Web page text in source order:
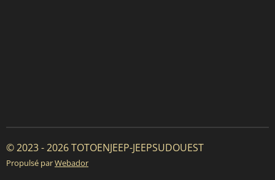
© 2023 - 2026 TOTOENJEEP-JEEPSUDOUEST
Propulsé parWebador